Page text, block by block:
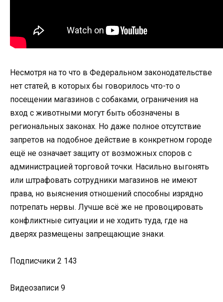
Несмотря на то что в Федеральном законодательстве
нет статей, в которых бы говорилось что-то о
посещении магазинов с собаками, ограничения на
вход с животными могут быть обозначены в
региональных законах. Но даже полное отсутствие
запретов на подобное действие в конкретном городе
ещё не означает защиту от возможных споров с
администрацией торговой точки. Насильно выгонять
или штрафовать сотрудники магазинов не имеют
права, но выяснения отношений способны изрядно
потрепать нервы. Лучше всё же не провоцировать
конфликтные ситуации и не ходить туда, где на
дверях размещены запрещающие знаки.
Подписчики 2 143
Видеозаписи 9